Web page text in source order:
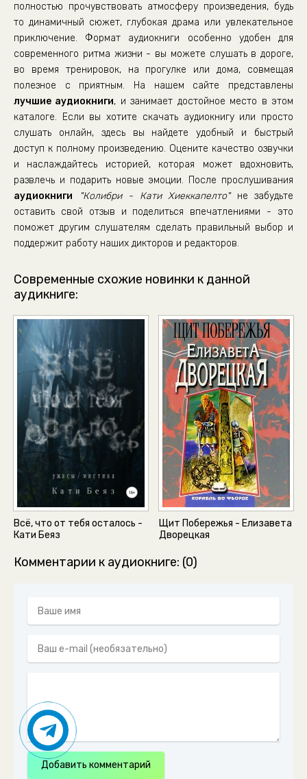
03_29_Октябрь
03_30_Октябрь
03_31_Октябрь
03_32_Октябрь
03_33_Октябрь
03_34_Октябрь
03_36_Октябрь
03_37_Октябрь
04_38_Ноябрь
04_39_Ноябрь
04_41_Ноябрь
полностью прочувствовать атмосферу произведения, будь
то динамичный сюжет, глубокая драма или увлекательное
приключение. Формат аудиокниги особенно удобен для
современного ритма жизни - вы можете слушать в дороге,
во время тренировок, на прогулке или дома, совмещая
полезное с приятным. На нашем сайте представлены
лучшие аудиокниги, и занимает достойное место в этом
каталоге. Если вы хотите скачать аудиокнигу или просто
слушать онлайн, здесь вы найдете удобный и быстрый
доступ к полному произведению. Оцените качество озвучки
и наслаждайтесь историей, которая может вдохновить,
развлечь и подарить новые эмоции. После прослушивания
аудиокниги
"Колибри - Кати Хиеккапелто"не забудьте
оставить свой отзыв и поделиться впечатлениями - это
поможет другим слушателям сделать правильный выбор и
поддержит работу наших дикторов и редакторов.
Современные схожие новинки к данной
аудикниге:
Всё, что от тебя осталось -
Кати Беяз
Щит Побережья - Елизавета
Дворецкая
Комментарии к аудиокниге: (0)
Добавить комментарий